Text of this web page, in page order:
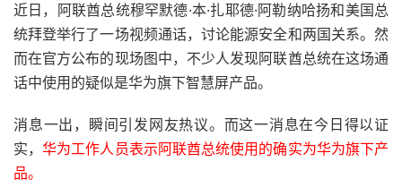
近日，阿联酋总统穆罕默德·本·扎耶德·阿勒纳哈扬和美国总
统拜登举行了一场视频通话，讨论能源安全和两国关系。然
而在官方公布的现场图中，不少人发现阿联酋总统在这场通
话中使用的疑似是华为旗下智慧屏产品。
消息一出，瞬间引发网友热议。而这一消息在今日得以证
实，华为工作人员表示阿联酋总统使用的确实为华为旗下产
品。